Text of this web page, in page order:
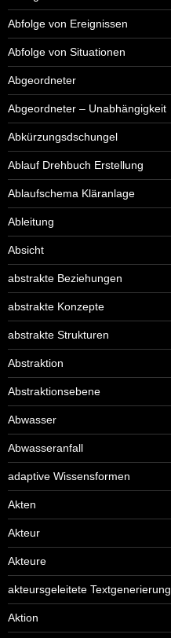
Abfolge von Ereignissen
Abfolge von Situationen
Abgeordneter
Abgeordneter – Unabhängigkeit
Abkürzungsdschungel
Ablauf Drehbuch Erstellung
Ablaufschema Kläranlage
Ableitung
Absicht
abstrakte Beziehungen
abstrakte Konzepte
abstrakte Strukturen
Abstraktion
Abstraktionsebene
Abwasser
Abwasseranfall
adaptive Wissensformen
Akten
Akteur
Akteure
akteursgeleitete Textgenerierung
Aktion